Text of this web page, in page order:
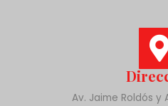
Av. Jaime Roldós y